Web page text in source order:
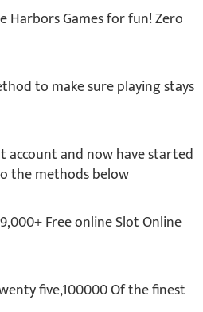
Harbors Games for fun! Zero
to make sure playing stays
account and now have started
the methods below
Free online Slot Online
five,100000 Of the finest